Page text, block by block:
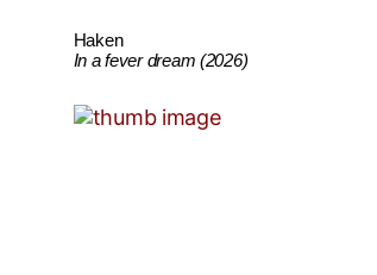
Haken
In a fever dream (2026)